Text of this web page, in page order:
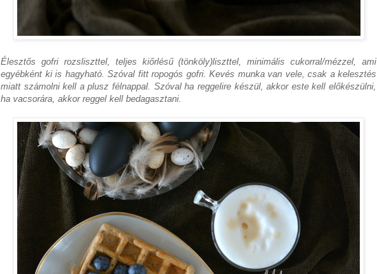
Élesztős gofri rozsliszttel, teljes kiőrlésű (tönköly)liszttel, minimális cukorral/mézzel, ami
egyébként ki is hagyható. Szóval fitt ropogós gofri. Kevés munka van vele, csak a kelesztés
miatt számolni kell a plusz félnappal. Szóval ha reggelire készül, akkor este kell előkészülni,
ha vacsorára, akkor reggel kell bedagasztani.